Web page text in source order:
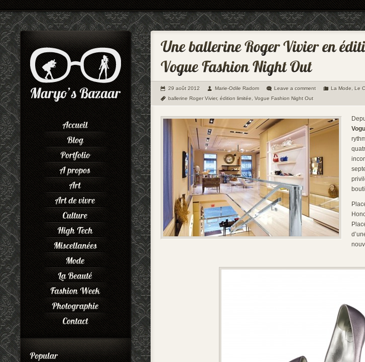
29 août 2012 Marie-Odile Radom Leave a comment La Mode Le
ballerine Roger Vivier, édition limitée Vogue Fashion Night Out